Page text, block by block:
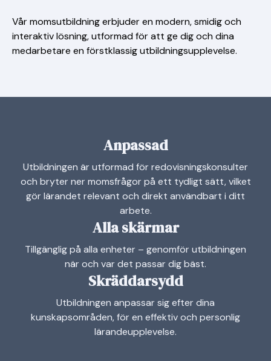
Vår momsutbildning erbjuder en modern, smidig och
interaktiv lösning, utformad för att ge dig och dina
medarbetare en förstklassig utbildningsupplevelse.
Anpassad
Utbildningen är utformad för redovisningskonsulter
och bryter ner momsfrågor på ett tydligt sätt, vilket
gör lärandet relevant och direkt användbart i ditt
arbete.
Alla skärmar
Tillgänglig på alla enheter – genomför utbildningen
när och var det passar dig bäst.
Skräddarsydd
Utbildningen anpassar sig efter dina
kunskapsområden, för en effektiv och personlig
lärandeupplevelse.